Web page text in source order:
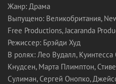
Жанр: Драма
Выпущено: Великобритания,
Free Productions, Jacaranda
Режиссер: Брэйди Худ
В ролях: Лео Вудалл,
Кнудсен, Марта Плимптон,
Сулиман, Сергей Онопко,